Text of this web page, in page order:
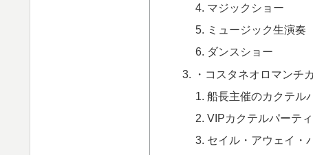
マジックショー
ミュージック生演奏
ダンスショー
・コスタネオロマンチ
船長主催のカクテル
VIPカクテルパーテ
セイル・アウェイ・